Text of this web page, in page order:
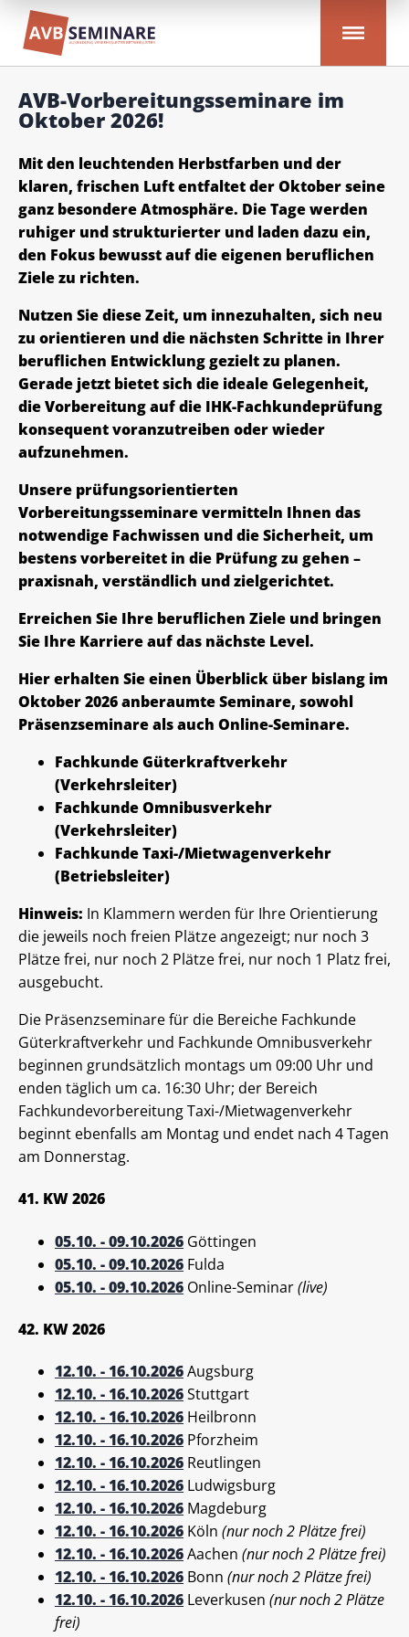
AVB-Vorbereitungsseminare im
Oktober 2026!
Mit den leuchtenden Herbstfarben und der
klaren, frischen Luft entfaltet der Oktober seine
ganz besondere Atmosphäre. Die Tage werden
ruhiger und strukturierter und laden dazu ein,
den Fokus bewusst auf die eigenen beruflichen
Ziele zu richten.
Nutzen Sie diese Zeit, um innezuhalten, sich neu
zu orientieren und die nächsten Schritte in Ihrer
beruflichen Entwicklung gezielt zu planen.
Gerade jetzt bietet sich die ideale Gelegenheit,
die Vorbereitung auf die IHK-Fachkundeprüfung
konsequent voranzutreiben oder wieder
aufzunehmen.
Unsere prüfungsorientierten
Vorbereitungsseminare vermitteln Ihnen das
notwendige Fachwissen und die Sicherheit, um
bestens vorbereitet in die Prüfung zu gehen –
praxisnah, verständlich und zielgerichtet.
Erreichen Sie Ihre beruflichen Ziele und bringen
Sie Ihre Karriere auf das nächste Level.
Hier erhalten Sie einen Überblick über bislang im
Oktober 2026 anberaumte Seminare, sowohl
Präsenzseminare als auch Online-Seminare.
Fachkunde Güterkraftverkehr
(Verkehrsleiter)
Fachkunde Omnibusverkehr
(Verkehrsleiter)
Fachkunde Taxi-/Mietwagenverkehr
(Betriebsleiter)
Hinweis: In Klammern werden für Ihre Orientierung
die jeweils noch freien Plätze angezeigt; nur noch 3
Plätze frei, nur noch 2 Plätze frei, nur noch 1 Platz frei,
ausgebucht.
Die Präsenzseminare für die Bereiche Fachkunde
Güterkraftverkehr und Fachkunde Omnibusverkehr
beginnen grundsätzlich montags um 09:00 Uhr und
enden täglich um ca. 16:30 Uhr; der Bereich
Fachkundevorbereitung Taxi-/Mietwagenverkehr
beginnt ebenfalls am Montag und endet nach 4 Tagen
am Donnerstag.
41. KW 2026
05.10. - 09.10.2026 Göttingen
05.10. - 09.10.2026 Fulda
05.10. - 09.10.2026 Online-Seminar(live)
42. KW 2026
12.10. - 16.10.2026Augsburg
12.10. - 16.10.2026Stuttgart
12.10. - 16.10.2026 Heilbronn
12.10. - 16.10.2026 Pforzheim
12.10. - 16.10.2026 Reutlingen
12.10. - 16.10.2026 Ludwigsburg
12.10. - 16.10.2026 Magdeburg
12.10. - 16.10.2026 Köln (nur noch 2 Plätze frei)
12.10. - 16.10.2026Aachen (nur noch 2 Plätze frei)
12.10. - 16.10.2026 Bonn (nur noch 2 Plätze frei)
12.10. - 16.10.2026 Leverkusen (nur noch 2 Plätze
frei)